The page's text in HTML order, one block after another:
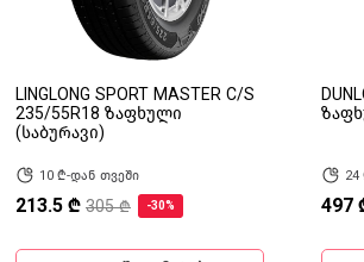
LINGLONG SPORT MASTER C/S
235/55R18 ზაფხული
(საბურავი)
10 ₾-დან თვეში
213.5 ₾ 305 ₾ -30% 497